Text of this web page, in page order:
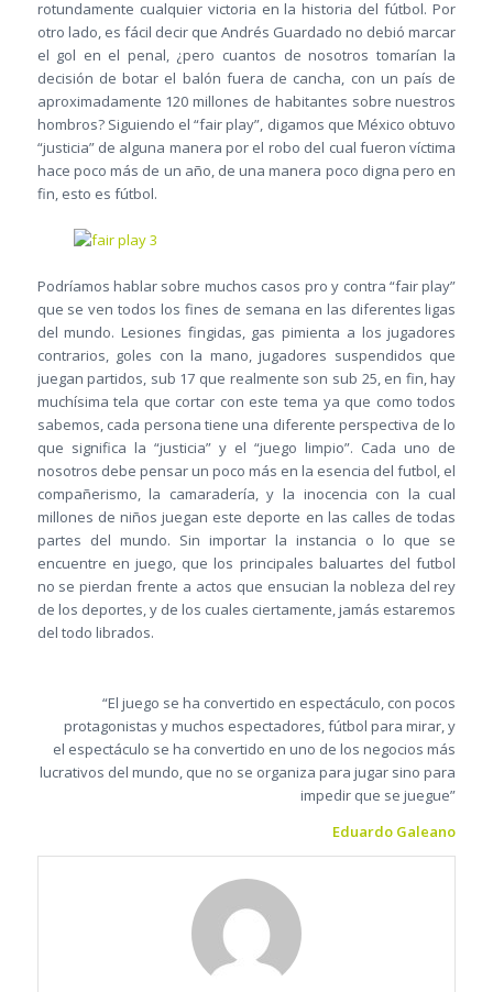
rotundamente cualquier victoria en la historia del fútbol. Por
otro lado, es fácil decir que Andrés Guardado no debió marcar
el gol en el penal, ¿pero cuantos de nosotros tomarían la
decisión de botar el balón fuera de cancha, con un país de
aproximadamente 120 millones de habitantes sobre nuestros
hombros? Siguiendo el “fair play”, digamos que México obtuvo
“justicia” de alguna manera por el robo del cual fueron víctima
hace poco más de un año, de una manera poco digna pero en
fin, esto es fútbol.
Podríamos hablar sobre muchos casos pro y contra “fair play”
que se ven todos los fines de semana en las diferentes ligas
del mundo. Lesiones fingidas, gas pimienta a los jugadores
contrarios, goles con la mano, jugadores suspendidos que
juegan partidos, sub 17 que realmente son sub 25, en fin, hay
muchísima tela que cortar con este tema ya que como todos
sabemos, cada persona tiene una diferente perspectiva de lo
que significa la “justicia” y el “juego limpio”. Cada uno de
nosotros debe pensar un poco más en la esencia del futbol, el
compañerismo, la camaradería, y la inocencia con la cual
millones de niños juegan este deporte en las calles de todas
partes del mundo. Sin importar la instancia o lo que se
encuentre en juego, que los principales baluartes del futbol
no se pierdan frente a actos que ensucian la nobleza del rey
de los deportes, y de los cuales ciertamente, jamás estaremos
del todo librados.
“El juego se ha convertido en espectáculo, con pocos
protagonistas y muchos espectadores, fútbol para mirar, y
el espectáculo se ha convertido en uno de los negocios más
lucrativos del mundo, que no se organiza para jugar sino para
impedir que se juegue”
Eduardo Galeano